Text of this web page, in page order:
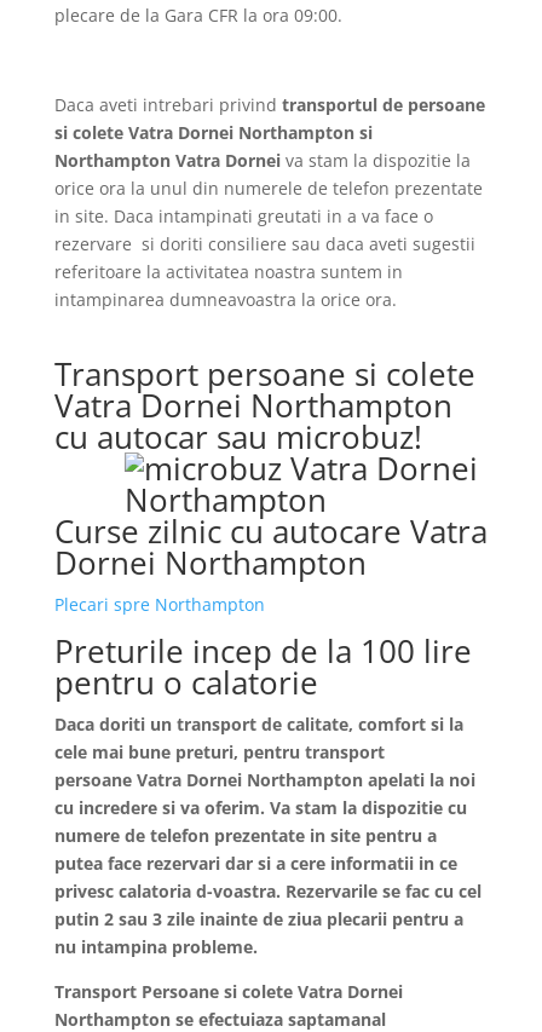
plecare de la Gara CFR la ora 09:00.
Daca aveti intrebari privind transportul de persoane
si colete Vatra Dornei Northampton si
Northampton Vatra Dornei va stam la dispozitie la
orice ora la unul din numerele de telefon prezentate
in site. Daca intampinati greutati in a va face o
rezervare si doriti consiliere sau daca aveti sugestii
referitoare la activitatea noastra suntem in
intampinarea dumneavoastra la orice ora.
Transport persoane si colete
Vatra Dornei Northampton
cu autocar sau microbuz!
Curse zilnic cu autocare Vatra
Dornei Northampton
Plecari spre Northampton
Preturile incep de la 100 lire
pentru o calatorie
Daca doriti un transport de calitate, comfort si la
cele mai bune preturi, pentru transport
persoane Vatra Dornei Northampton apelati la noi
cu incredere si va oferim. Va stam la dispozitie cu
numere de telefon prezentate in site pentru a
putea face rezervari dar si a cere informatii in ce
privesc calatoria d-voastra. Rezervarile se fac cu cel
putin 2 sau 3 zile inainte de ziua plecarii pentru a
nu intampina probleme.
Transport Persoane si colete Vatra Dornei
Northampton se efectuiaza saptamanal